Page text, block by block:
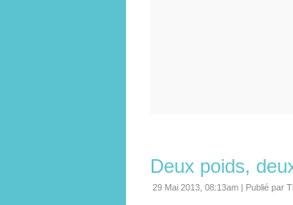
Deux poids,
29 Mai 2013, 08:13am | Publié par